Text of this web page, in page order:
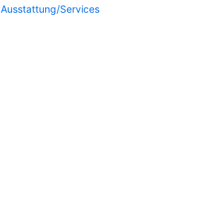
Ausstattung/Services